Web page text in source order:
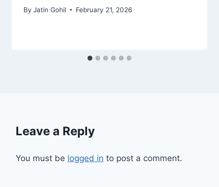
By Jatin Gohil February 21, 2026
Leave a Reply
You must be logged in to post a comment.